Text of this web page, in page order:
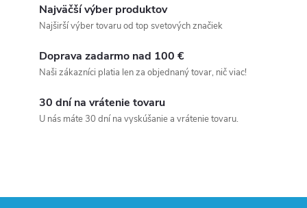
Najväčší výber produktov
Najširší výber tovaru od top svetových značiek
Doprava zadarmo nad 100 €
Naši zákazníci platia len za objednaný tovar, nič viac!
30 dní na vrátenie tovaru
U nás máte 30 dní na vyskúšanie a vrátenie tovaru.